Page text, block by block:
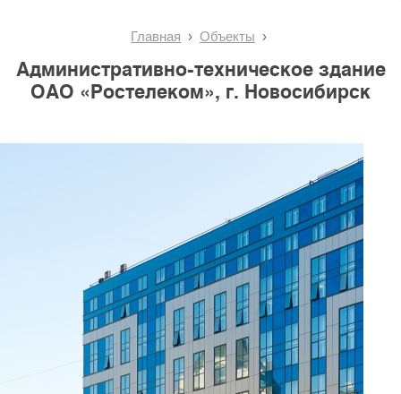
Главная Объекты
Административно-техническое здание
ОАО «Ростелеком», г. Новосибирск